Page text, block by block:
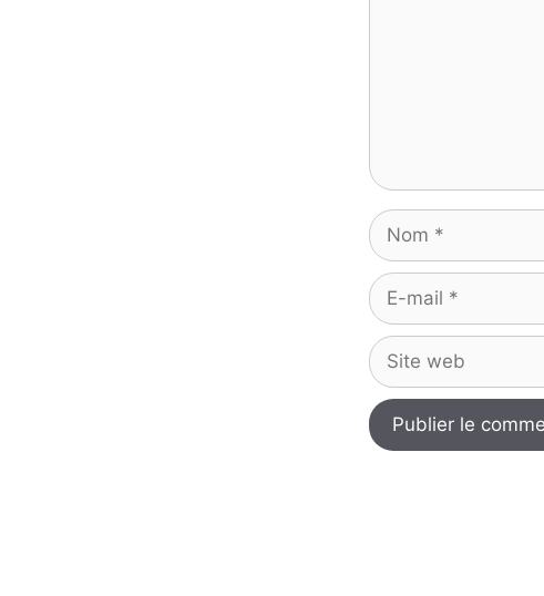
Nom
E-
mail
Site
web